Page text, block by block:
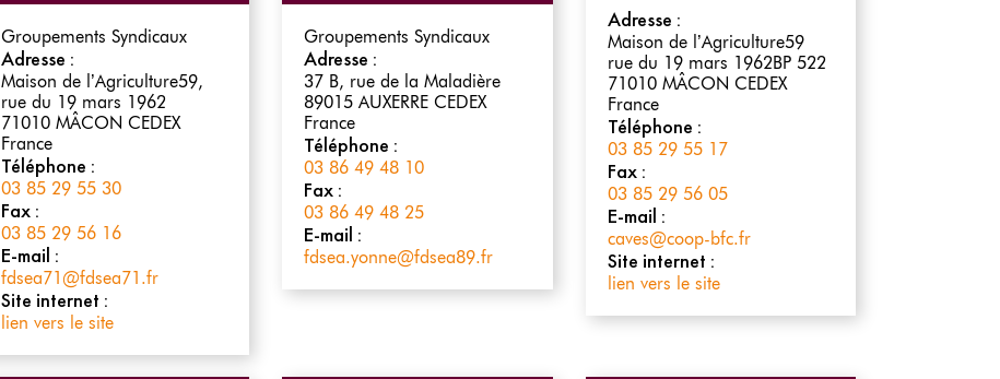
Groupements Syndicaux
Adresse :
Maison de l’Agriculture59,
rue du 19 mars 1962
71010 MÂCON CEDEX
France
Téléphone :
03 85 29 55 30
Fax :
03 85 29 56 16
E-mail :
fdsea71@fdsea71.fr
Site internet :
lien vers le site
Groupements Syndicaux
Adresse :
37 B, rue de la Maladière
89015 AUXERRE CEDEX
France
Téléphone :
03 86 49 48 10
Fax :
03 86 49 48 25
E-mail :
fdsea.yonne@fdsea89.fr
Adresse :
Maison de l’Agriculture59
rue du 19 mars 1962BP 522
71010 MÂCON CEDEX
France
Téléphone :
03 85 29 55 17
Fax :
03 85 29 56 05
E-mail :
caves@coop-bfc.fr
Site internet :
lien vers le site